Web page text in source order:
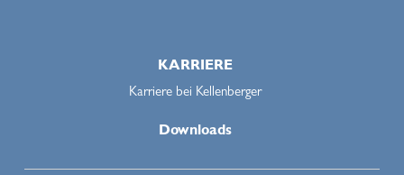
KARRIERE
Karriere bei Kellenberger
Downloads